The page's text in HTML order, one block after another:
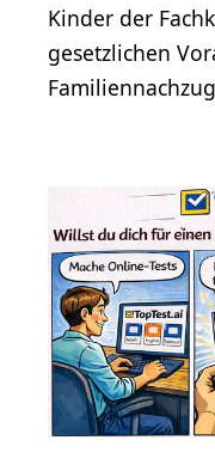
Kinder der
gesetzlichen